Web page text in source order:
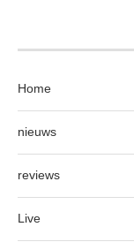
Home
nieuws
reviews
Live